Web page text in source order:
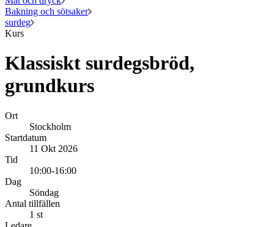
Bakning och sötsaker
surdeg
Kurs
Klassiskt surdegsbröd,
grundkurs
Ort
Stockholm
Startdatum
11 Okt 2026
Tid
10:00-16:00
Dag
Söndag
Antal tillfällen
1 st